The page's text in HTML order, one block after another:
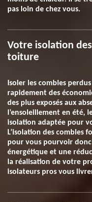
pas loin de chez vous.
Votre isolation
toiture
Isoler les combles
rapidement des
des plus exposés aux
l’ensoleillement en été,
isolation adaptée pour
L’isolation des
pour vous pourvoir
énergétique et une
la réalisation de votre
isolateurs pros vous